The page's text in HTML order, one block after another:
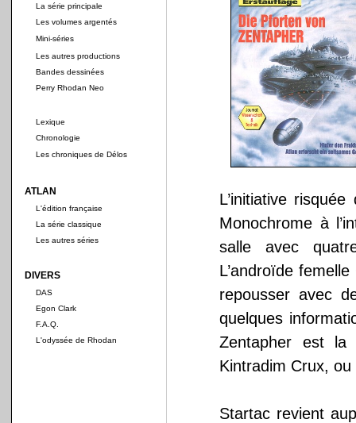
La série principale
Les volumes argentés
Mini-séries
Les autres productions
Bandes dessinées
Perry Rhodan Neo
Lexique
Chronologie
Les chroniques de Délos
ATLAN
L'édition française
La série classique
Les autres séries
DIVERS
DAS
Egon Clark
F.A.Q.
L'odyssée de Rhodan
L’initiative
Monochrome à
salle avec
L’androïde
repousser avec
quelques
Zentapher est la
Kintradim Crux,
Startac revient